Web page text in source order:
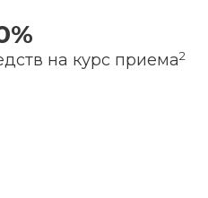
на курс приема2